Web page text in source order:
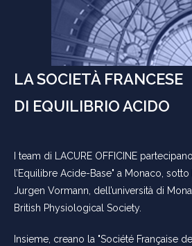
LA SOCIETÀ FRANCESE
DI EQUILIBRIO ACIDO
I team di LACURE OFFICINE
l’Equilibre Acide-Base" a Monaco,
Jurgen Vormann, dell’università di
British Physiological Society.
Insieme, creano la "Société Française